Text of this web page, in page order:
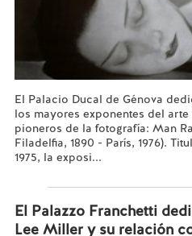
El Palacio Ducal de Génova
los mayores exponentes del
pioneros de la fotografía: Man
Filadelfia, 1890 - París, 1976).
1975, la exposi...
El Palazzo Franchetti
Lee Miller y su relación